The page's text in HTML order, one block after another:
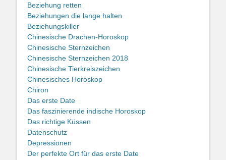
Beziehung retten
Beziehungen die lange halten
Beziehungskiller
Chinesische Drachen-Horoskop
Chinesische Sternzeichen
Chinesische Sternzeichen 2018
Chinesische Tierkreiszeichen
Chinesisches Horoskop
Chiron
Das erste Date
Das faszinierende indische Horoskop
Das richtige Küssen
Datenschutz
Depressionen
Der perfekte Ort für das erste Date